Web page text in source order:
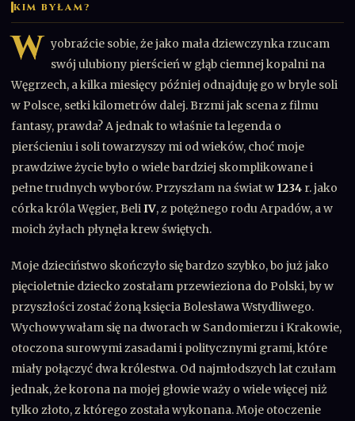
KIM BYŁAM?
W yobraźcie sobie, że jako mała dziewczynka rzucam
swój ulubiony pierścień w głąb ciemnej kopalni na
Węgrzech, a kilka miesięcy później odnajduję go w bryle soli
w Polsce, setki kilometrów dalej. Brzmi jak scena z filmu
fantasy, prawda? A jednak to właśnie ta legenda o
pierścieniu i soli towarzyszy mi od wieków, choć moje
prawdziwe życie było o wiele bardziej skomplikowane i
pełne trudnych wyborów. Przyszłam na świat w 1234 r. jako
córka króla Węgier, BeliIV, z potężnego rodu Arpadów, a w
moich żyłach płynęła krew świętych.
Moje dzieciństwo skończyło się bardzo szybko, bo już jako
pięcioletnie dziecko zostałam przewieziona do Polski, by w
przyszłości zostać żoną księcia Bolesława Wstydliwego.
Wychowywałam się na dworach w Sandomierzu i Krakowie,
otoczona surowymi zasadami i politycznymi grami, które
miały połączyć dwa królestwa. Od najmłodszych lat czułam
jednak, że korona na mojej głowie waży o wiele więcej niż
tylko złoto, z którego została wykonana. Moje otoczenie